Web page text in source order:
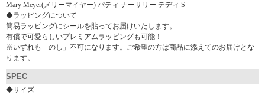
Mary Meyer(メリーマイヤー) パティ ナーサリー テディ S
◆ラッピングについて
簡易ラッピングにシールを貼ってお届けいたします。
有償で可愛らしいプレミアムラッピングも可能！
※いずれも「のし」不可になります。ご希望の方は商品に添えてのお届けとな
ります。
SPEC
◆サイズ